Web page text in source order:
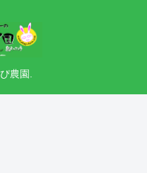
農園.